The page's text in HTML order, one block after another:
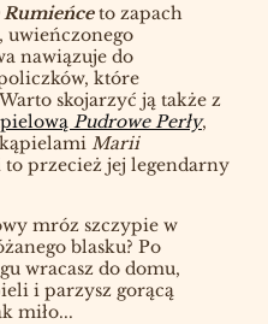
to zapach
uwieńczonego
nawiązuje do
które
skojarzyć ją także z
Pudrowe Perły,
Marii
przecież jej legendarny
mróz szczypie w
blasku? Po
wracasz do domu,
i parzysz gorącą
miło...